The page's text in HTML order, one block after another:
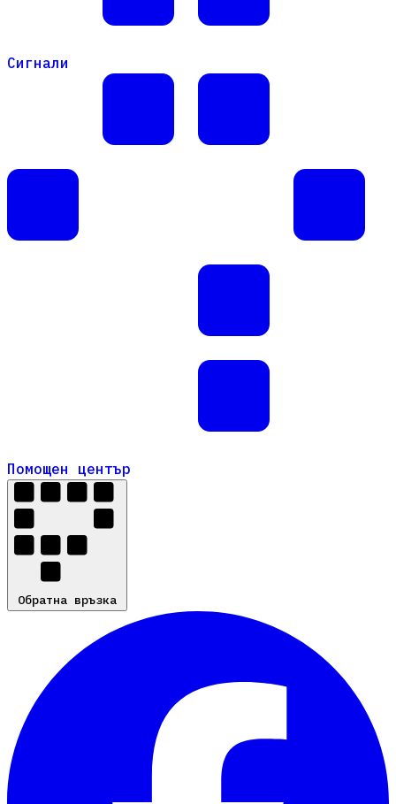
Сигнали
Помощен център
Помощен център
Обратна връзка
Обратна връзка